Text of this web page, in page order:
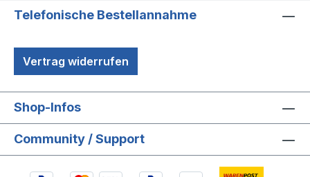
Telefonische Bestellannahme
Vertrag widerrufen
Shop-Infos
Community / Support